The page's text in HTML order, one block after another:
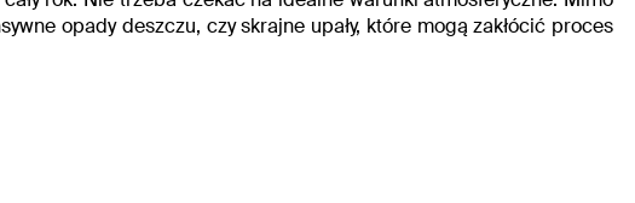
opady deszczu, czy skrajne upały, które mogą zakłócić proces